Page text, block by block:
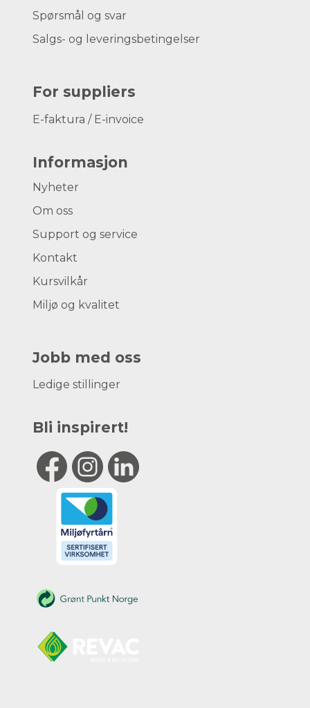
Spørsmål og svar
Salgs- og leveringsbetingelser
For suppliers
E-faktura / E-invoice
Informasjon
Nyheter
Om oss
Support og service
Kontakt
Kursvilkår
Miljø og kvalitet
Jobb med oss
Ledige stillinger
Bli inspirert!